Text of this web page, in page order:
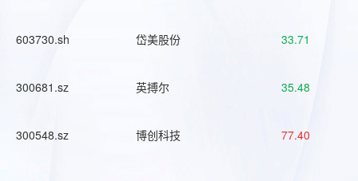
603730.sh 岱美股份 33.71
300681.sz 英搏尔 35.48
300548.sz 博创科技 77.40